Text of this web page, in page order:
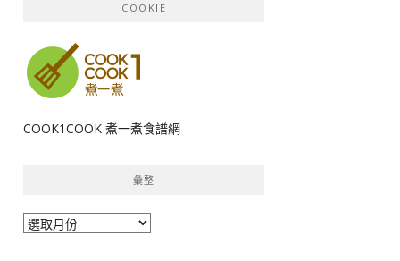
COOKIE
COOK1COOK 煮一煮食譜網
彙整
彙